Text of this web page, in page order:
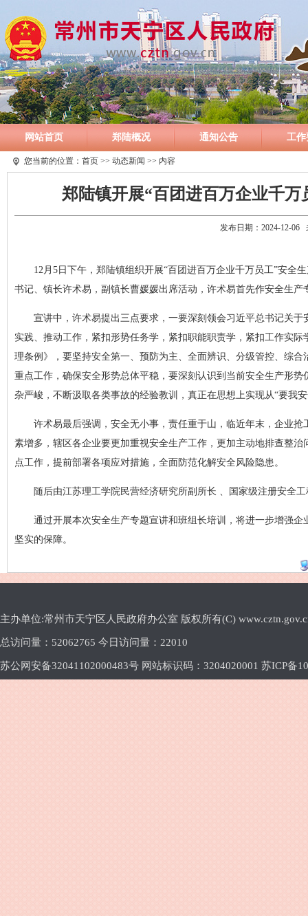
网站首页 郑陆概况 通知公告 工作
您当前的位置： 首页 >> 动态新闻 >> 内容
郑陆镇开展“百团进百万企业千
发布日期：2024-12-06
12月5日下午，郑陆镇组织开展“百团进百万企业千万员工”安全
书记、镇长许术易，副镇长曹媛媛出席活动，许术易首先作安全生产
宣讲中，许术易提出三点要求，一要深刻领会习近平总书记关
实践、推动工作，紧扣形势任务学，紧扣职能职责学，紧扣工作实
理条例》，要坚持安全第一、预防为主、全面辨识、分级管控、综
重点工作，确保安全形势总体平稳，要深刻认识到当前安全生产形
杂严峻，不断汲取各类事故的经验教训，真正在思想上实现从“要我
许术易最后强调，安全无小事，责任重于山，临近年末，企业
素增多，辖区各企业要更加重视安全生产工作，更加主动地排查整
点工作，提前部署各项应对措施，全面防范化解安全风险隐患。
随后由江苏理工学院民营经济研究所副所长 、国家级注册安全
通过开展本次安全生产专题宣讲和班组长培训，将进一步增强
坚实的保障。
主办单位:常州市天宁区人民政府办公室 版权所有(C)
总访问量： 52062765 今日访问量： 22010
苏公网安备32041102000483号 网站标识码：3204020001 苏ICP备